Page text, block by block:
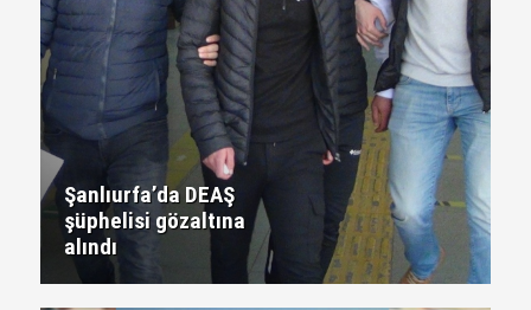
Şanlıurfa’da DEAŞ
şüphelisi gözaltına
alındı